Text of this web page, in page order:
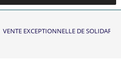
VENTE EXCEPTIONNELLE DE